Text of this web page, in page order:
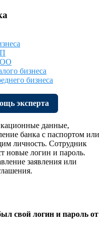
эксперта
данные,
банка с паспортом или
личность. Сотрудник
новые логин и пароль.
заявления или
свой логин и пароль от